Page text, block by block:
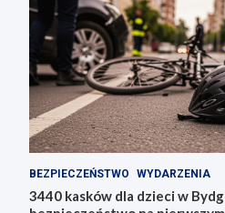
BEZPIECZEŃSTWO WYDARZENIA
3440 kasków dla dzieci w